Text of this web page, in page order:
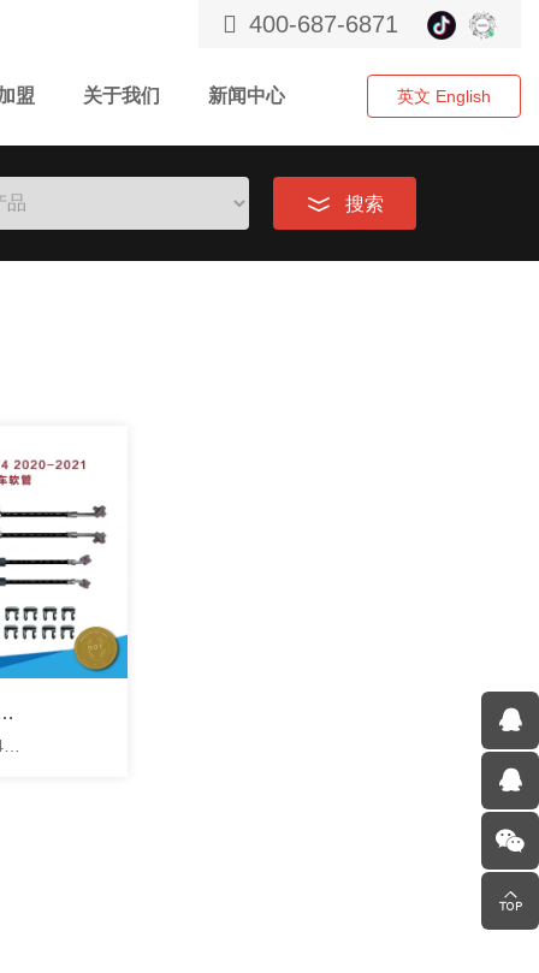
400-687-6871
盟 关于我们 新闻中心 英文 English
搜索